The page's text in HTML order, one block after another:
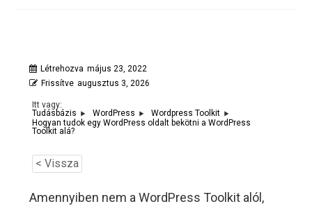
Létrehozva május 23, 2022
Frissítve augusztus 3, 2026
Itt vagy:
Tudásbázis
WordPress
Wordpress Toolkit
Hogyan tudok egy WordPress oldalt bekötni a WordPress
Toolkit alá?
< Vissza
Amennyiben nem a WordPress Toolkit alól,